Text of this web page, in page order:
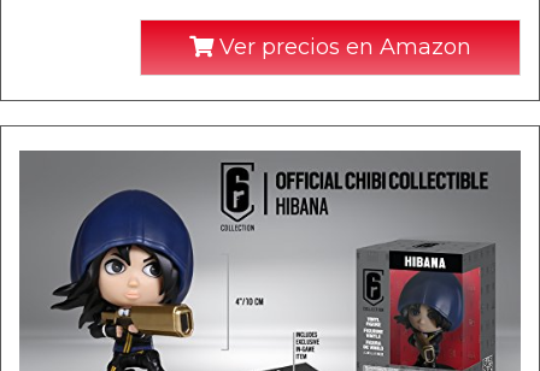
Ver precios en Amazon